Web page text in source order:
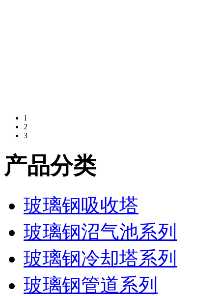
1
2
3
产品分类
玻璃钢吸收塔
玻璃钢沼气池系列
玻璃钢冷却塔系列
玻璃钢管道系列